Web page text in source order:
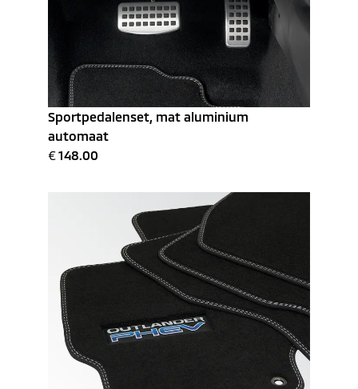
Sportpedalenset, mat aluminium
automaat
€148.00